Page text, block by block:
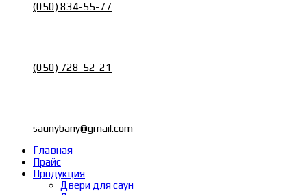
(050) 834-55-77
(050) 728-52-21
saunybany@gmail.com
Главная
Прайс
Продукция
Двери для саун